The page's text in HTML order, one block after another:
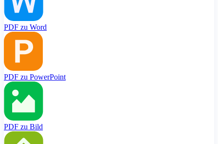
PDF zu Word
PDF zu PowerPoint
PDF zu Bild